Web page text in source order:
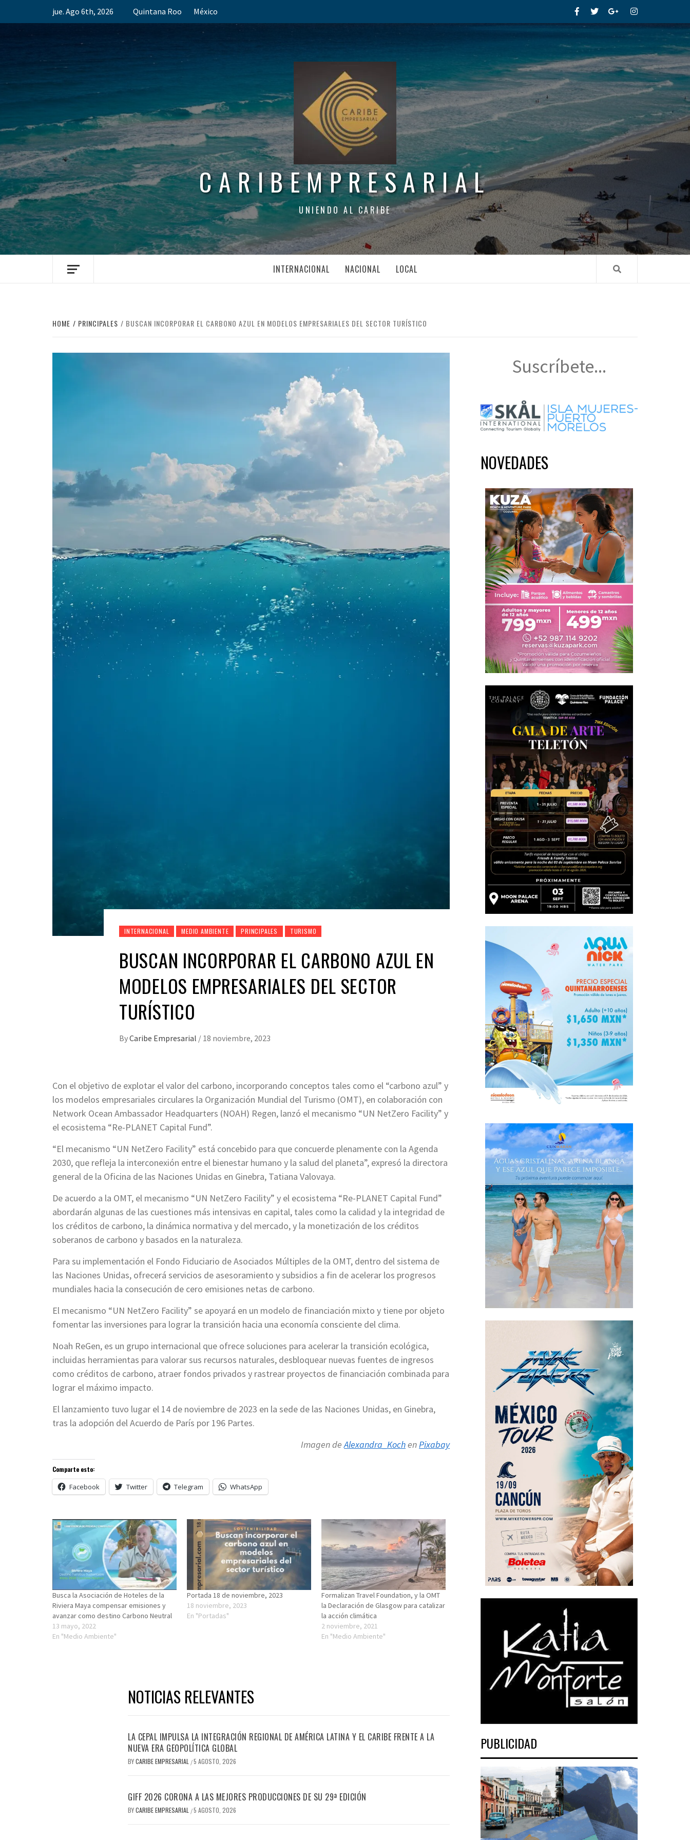
jue. Ago 6th, 2026 Quintana Roo México FacebookTwitterGoogle+Instagram
CARIBEMPRESARIAL
UNIENDO AL CARIBE
INTERNACIONAL NACIONAL LOCAL
HOME PRINCIPALES BUSCAN INCORPORAR EL CARBONO AZUL EN MODELOS EMPRESARIALES DEL SECTOR TURÍSTICO
INTERNACIONAL MEDIO AMBIENTE PRINCIPALES TURISMO
BUSCAN INCORPORAR EL CARBONO AZUL EN
MODELOS EMPRESARIALES DEL SECTOR
TURÍSTICO
ByCaribe Empresarial / 18 noviembre, 2023
Con el objetivo de explotar el valor del carbono, incorporando conceptos tales como el “carbono azul” y
los modelos empresariales circulares la Organización Mundial del Turismo (OMT), en colaboración con
Network Ocean Ambassador Headquarters (NOAH) Regen, lanzó el mecanismo “UN NetZero Facility” y
el ecosistema “Re-PLANET Capital Fund”.
“El mecanismo “UN NetZero Facility” está concebido para que concuerde plenamente con la Agenda
2030, que refleja la interconexión entre el bienestar humano y la salud del planeta”, expresó la directora
general de la Oficina de las Naciones Unidas en Ginebra, Tatiana Valovaya.
De acuerdo a la OMT, el mecanismo “UN NetZero Facility” y el ecosistema “Re-PLANET Capital Fund”
abordarán algunas de las cuestiones más intensivas en capital, tales como la calidad y la integridad de
los créditos de carbono, la dinámica normativa y del mercado, y la monetización de los créditos
soberanos de carbono y basados en la naturaleza.
Para su implementación el Fondo Fiduciario de Asociados Múltiples de la OMT, dentro del sistema de
las Naciones Unidas, ofrecerá servicios de asesoramiento y subsidios a fin de acelerar los progresos
mundiales hacia la consecución de cero emisiones netas de carbono.
El mecanismo “UN NetZero Facility” se apoyará en un modelo de financiación mixto y tiene por objeto
fomentar las inversiones para lograr la transición hacia una economía consciente del clima.
Noah ReGen, es un grupo internacional que ofrece soluciones para acelerar la transición ecológica,
incluidas herramientas para valorar sus recursos naturales, desbloquear nuevas fuentes de ingresos
como créditos de carbono, atraer fondos privados y rastrear proyectos de financiación combinada para
lograr el máximo impacto.
El lanzamiento tuvo lugar el 14 de noviembre de 2023 en la sede de las Naciones Unidas, en Ginebra,
tras la adopción del Acuerdo de París por 196 Partes.
Imagen deAlexandra_KochenPixabay
Comparte esto:
Facebook Twitter Telegram WhatsApp
Busca la Asociación de Hoteles de la
Riviera Maya compensar emisiones y
avanzar como destino Carbono Neutral
13 mayo, 2022
En "Medio Ambiente"
Portada 18 de noviembre, 2023
18 noviembre, 2023
En "Portadas"
Formalizan Travel Foundation, y la OMT
la Declaración de Glasgow para catalizar
la acción climática
2 noviembre, 2021
En "Medio Ambiente"
NOTICIAS RELEVANTES
LA CEPAL IMPULSA LA INTEGRACIÓN REGIONAL DE AMÉRICA LATINA Y EL CARIBE FRENTE A LA
NUEVA ERA GEOPOLÍTICA GLOBAL
BYCARIBE EMPRESARIAL /5 AGOSTO, 2026
GIFF 2026 CORONA A LAS MEJORES PRODUCCIONES DE SU 29ª EDICIÓN
BYCARIBE EMPRESARIAL /5 AGOSTO, 2026
Suscríbete...
NOVEDADES
PUBLICIDAD